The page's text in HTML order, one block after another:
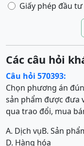
Giấy phép đầu tư
Các câu hỏi
Câu hỏi 570393:
Chọn phương án
sản phẩm được đưa
qua trao đổi, mua
A. Dịch vụB. Sản
D. Hàng hóa